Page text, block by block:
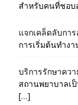
สำหรับคนที่ชอบ
แจกเคล็ดลับกา
การเริ่มต้นทำง
บริการรักษาคว
สถานพยาบาลเ
[…]